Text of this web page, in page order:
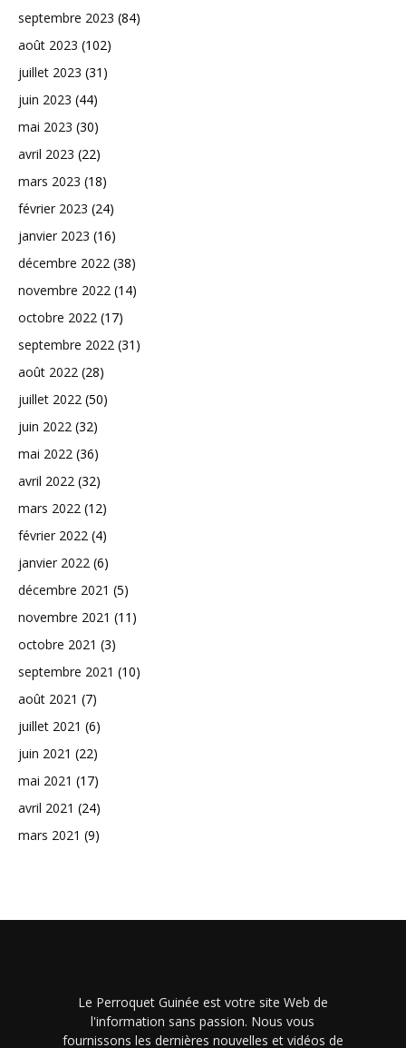
septembre 2023 (84)
août 2023 (102)
juillet 2023 (31)
juin 2023 (44)
mai 2023 (30)
avril 2023 (22)
mars 2023 (18)
février 2023 (24)
janvier 2023 (16)
décembre 2022 (38)
novembre 2022 (14)
octobre 2022 (17)
septembre 2022 (31)
août 2022 (28)
juillet 2022 (50)
juin 2022 (32)
mai 2022 (36)
avril 2022 (32)
mars 2022 (12)
février 2022 (4)
janvier 2022 (6)
décembre 2021 (5)
novembre 2021 (11)
octobre 2021 (3)
septembre 2021 (10)
août 2021 (7)
juillet 2021 (6)
juin 2021 (22)
mai 2021 (17)
avril 2021 (24)
mars 2021 (9)
Le Perroquet Guinée est votre site Web de
l'information sans passion. Nous vous
fournissons les dernières nouvelles et vidéos de